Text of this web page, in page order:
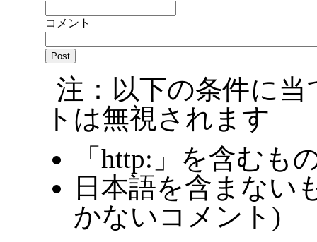
コメント
注：以下の条件に
トは無視されます
「http:」を含むも
日本語を含まない
かないコメント)